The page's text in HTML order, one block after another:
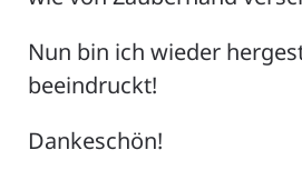
eine wahre Entspannung.